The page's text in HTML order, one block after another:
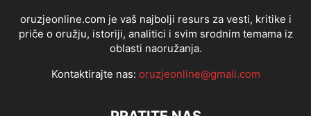
oruzjeonline.com je vaš najbolji resurs za vesti, kritike i
priče o oružju, istoriji, analitici i svim srodnim temama iz
oblasti naoružanja.
Kontaktirajte nas: oruzjeonline@gmail.com